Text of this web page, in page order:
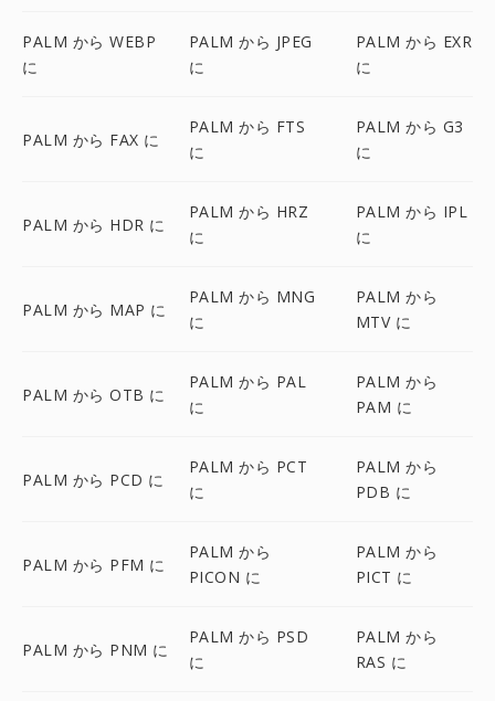
PALM から WEBP
に
PALM から JPEG
に
PALM から EXR
に
PALM から FAX に
PALM から FTS
に
PALM から G3
に
PALM から HDR に
PALM から HRZ
に
PALM から IPL
に
PALM から MAP に
PALM から MNG
に
PALM から
MTV に
PALM から OTB に
PALM から PAL
に
PALM から
PAM に
PALM から PCD に
PALM から PCT
に
PALM から
PDB に
PALM から PFM に
PALM から
PICON に
PALM から
PICT に
PALM から PNM に
PALM から PSD
に
PALM から
RAS に